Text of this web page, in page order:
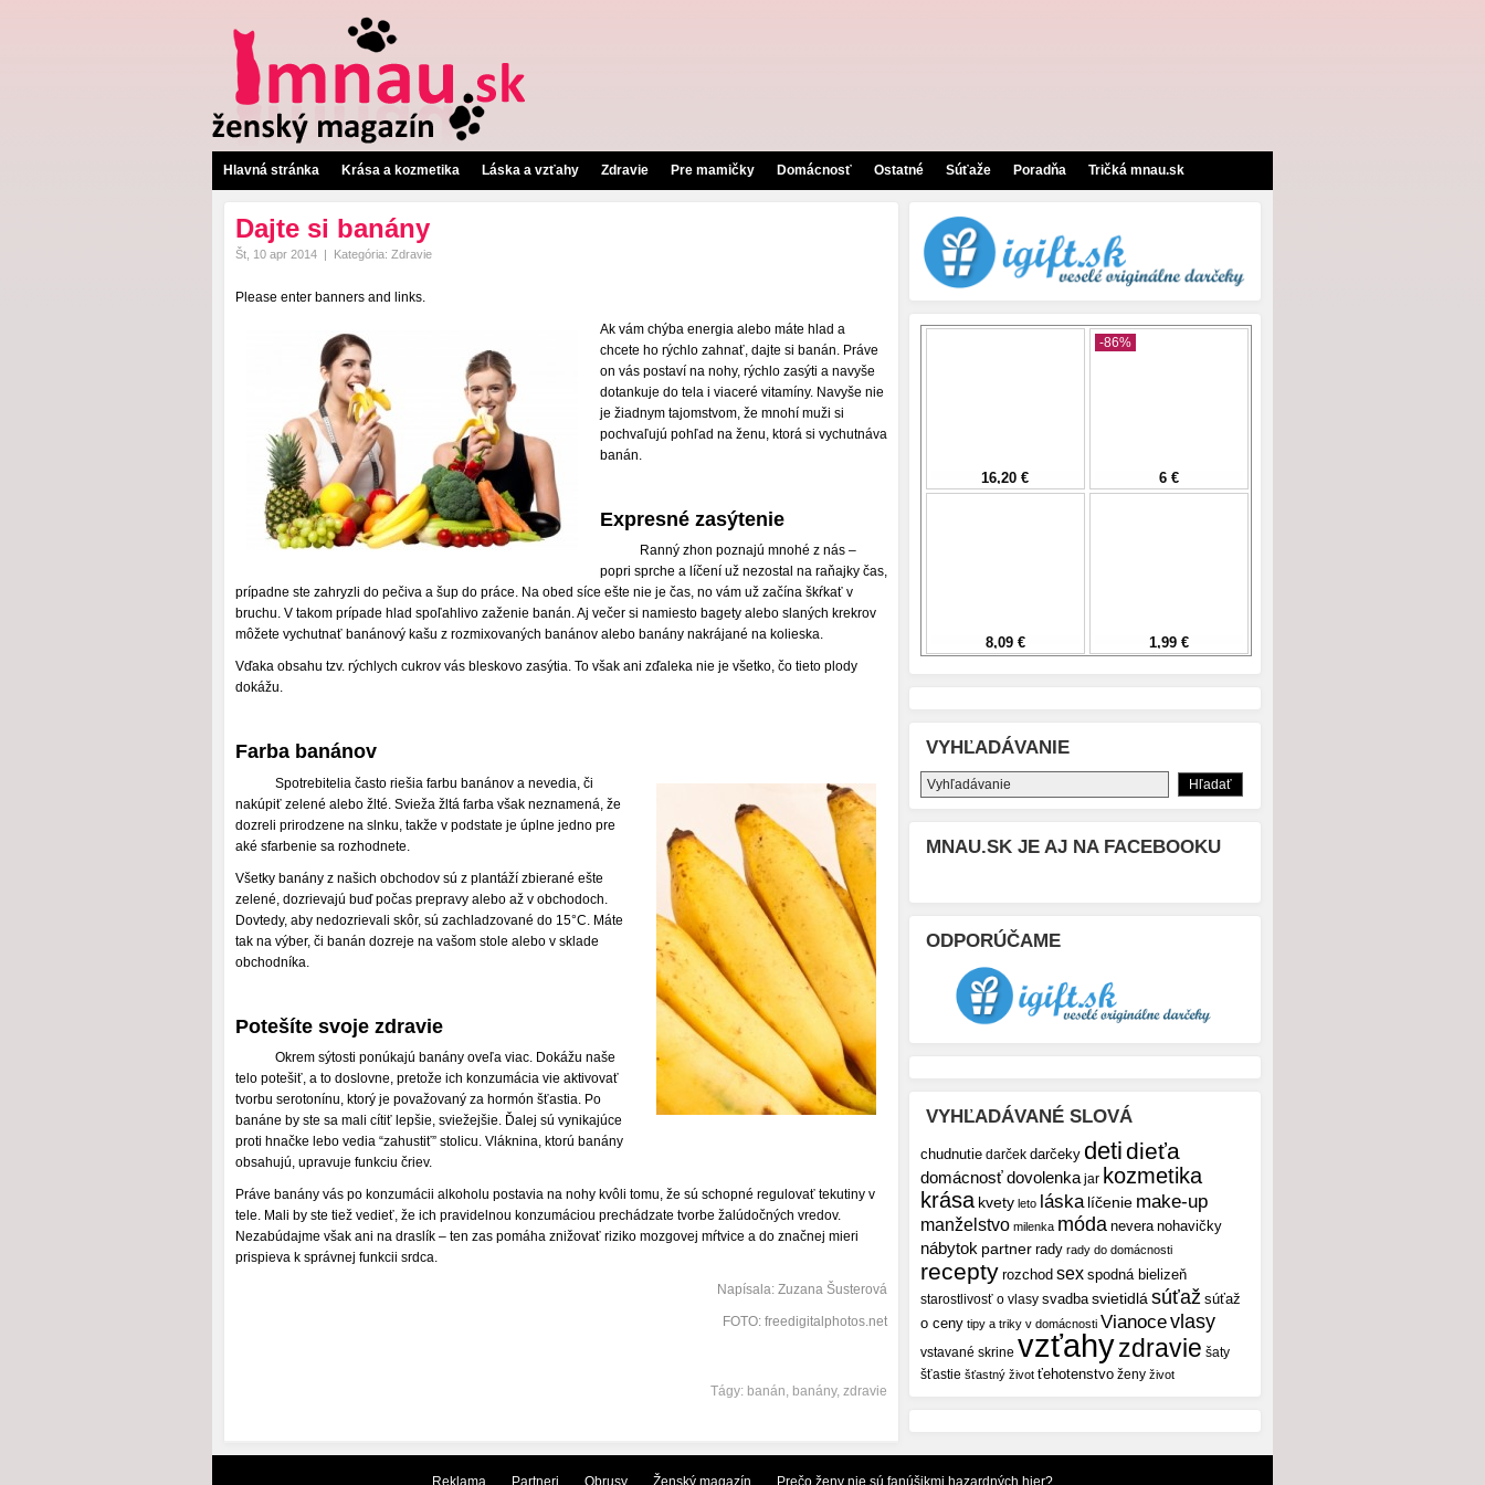
Hlavná stránka Krása a kozmetika Láska a vzťahy Zdravie Pre mamičky Domácnosť Ostatné Súťaže Poradňa Tričká mnau.sk
Dajte si banány
Št, 10 apr 2014 | Kategória: Zdravie
Please enter banners and links.
Ak vám chýba energia alebo máte hlad a
chcete ho rýchlo zahnať, dajte si banán. Práve
on vás postaví na nohy, rýchlo zasýti a navyše
dotankuje do tela i viaceré vitamíny. Navyše nie
je žiadnym tajomstvom, že mnohí muži si
pochvaľujú pohľad na ženu, ktorá si vychutnáva
banán.
Expresné zasýtenie
Ranný zhon poznajú mnohé z nás –
popri sprche a líčení už nezostal na raňajky čas,
prípadne ste zahryzli do pečiva a šup do práce. Na obed síce ešte nie je čas, no vám už začína škŕkať v
bruchu. V takom prípade hlad spoľahlivo zaženie banán. Aj večer si namiesto bagety alebo slaných krekrov
môžete vychutnať banánový kašu z rozmixovaných banánov alebo banány nakrájané na kolieska.
Vďaka obsahu tzv. rýchlych cukrov vás bleskovo zasýtia. To však ani zďaleka nie je všetko, čo tieto plody
dokážu.
Farba banánov
Spotrebitelia často riešia farbu banánov a nevedia, či
nakúpiť zelené alebo žlté. Svieža žltá farba však neznamená, že
dozreli prirodzene na slnku, takže v podstate je úplne jedno pre
aké sfarbenie sa rozhodnete.
Všetky banány z našich obchodov sú z plantáží zbierané ešte
zelené, dozrievajú buď počas prepravy alebo až v obchodoch.
Dovtedy, aby nedozrievali skôr, sú zachladzované do 15°C. Máte
tak na výber, či banán dozreje na vašom stole alebo v sklade
obchodníka.
Potešíte svoje zdravie
Okrem sýtosti ponúkajú banány oveľa viac. Dokážu naše
telo potešiť, a to doslovne, pretože ich konzumácia vie aktivovať
tvorbu serotonínu, ktorý je považovaný za hormón šťastia. Po
banáne by ste sa mali cítiť lepšie, sviežejšie. Ďalej sú vynikajúce
proti hnačke lebo vedia “zahustiť” stolicu. Vláknina, ktorú banány
obsahujú, upravuje funkciu čriev.
Práve banány vás po konzumácii alkoholu postavia na nohy kvôli tomu, že sú schopné regulovať tekutiny v
tele. Mali by ste tiež vedieť, že ich pravidelnou konzumáciou prechádzate tvorbe žalúdočných vredov.
Nezabúdajme však ani na draslík – ten zas pomáha znižovať riziko mozgovej mŕtvice a do značnej mieri
prispieva k správnej funkcii srdca.
Napísala: Zuzana Šusterová
FOTO: freedigitalphotos.net
Tágy: banán, banány, zdravie
VYHĽADÁVANIE
MNAU.SK JE AJ NA FACEBOOKU
ODPORÚČAME
VYHĽADÁVANÉ SLOVÁ
chudnutie darček darčeky detidieťa
domácnosťdovolenka jar kozmetika
krása kvety leto láska líčenie make-up
manželstvo milenka móda nevera nohavičky
nábytok partner rady rady do domácnosti
recepty rozchod sex spodná bielizeň
starostlivosť o vlasy svadba svietidlá súťaž súťaž
o ceny tipy a triky v domácnosti Vianocevlasy
vstavané skrine vzťahyzdravie šaty
šťastie šťastný život ťehotenstvo ženy život
Reklama Partneri Obrusy Ženský magazín Prečo ženy nie sú fanúšikmi hazardných hier?